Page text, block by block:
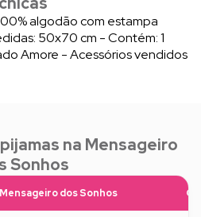
algodão com estampa
50x70 cm - Contém: 1
Amore - Acessórios vendidos
na Mensageiro
Sonhos
Mensageiro dos Sonhos